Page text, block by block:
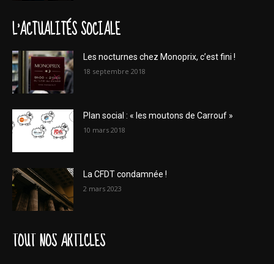
L'ACTUALITÉS SOCIALE
Les nocturnes chez Monoprix, c’est fini !
18 septembre 2018
Plan social : « les moutons de Carrouf »
10 mars 2018
La CFDT condamnée !
2 mars 2023
TOUT NOS ARTICLES